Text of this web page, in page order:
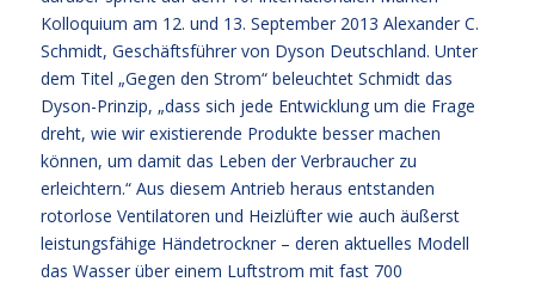
Kolloquium am 12. und 13. September 2013 Alexander C.
Schmidt, Geschäftsführer von Dyson Deutschland. Unter
dem Titel „Gegen den Strom“ beleuchtet Schmidt das
Dyson-Prinzip, „dass sich jede Entwicklung um die Frage
dreht, wie wir existierende Produkte besser machen
können, um damit das Leben der Verbraucher zu
erleichtern.“ Aus diesem Antrieb heraus entstanden
rotorlose Ventilatoren und Heizlüfter wie auch äußerst
leistungsfähige Händetrockner – deren aktuelles Modell
das Wasser über einem Luftstrom mit fast 700